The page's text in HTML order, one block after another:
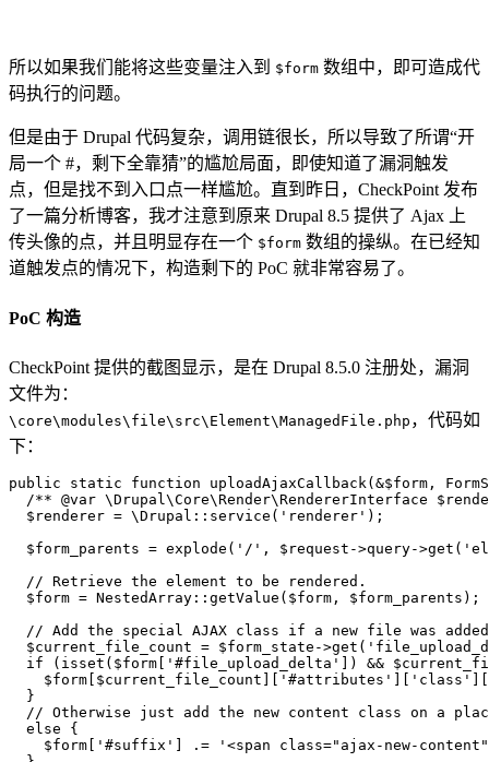
所以如果我们能将这些变量注入到 $form 数组中，即可造成代
码执行的问题。
但是由于 Drupal 代码复杂，调用链很长，所以导致了所谓“开
局一个 #，剩下全靠猜”的尴尬局面，即使知道了漏洞触发
点，但是找不到入口点一样尴尬。直到昨日，CheckPoint 发布
了一篇分析博客，我才注意到原来 Drupal 8.5 提供了 Ajax 上
传头像的点，并且明显存在一个 $form 数组的操纵。在已经知
道触发点的情况下，构造剩下的 PoC 就非常容易了。
PoC 构造
CheckPoint 提供的截图显示，是在 Drupal 8.5.0 注册处，漏洞
文件为：
\core\modules\file\src\Element\ManagedFile.php ，代码如
下：
public static function uploadAjaxCallback(&$form,
/** @var \Drupal\Core\Render\RendererInterface
  $renderer = \Drupal::service('renderer');
$form_parents = explode('/', $request->query-
  // Retrieve the element to be rendered.
  $form = NestedArray::getValue($form, $form_parents);
// Add the special AJAX class if a new file was
$current_file_count = $form_state-
if (isset($form['#file_upload_delta']) &&
  }
// Otherwise just add the new content class on a
  else {
$form['#suffix'] .= '<span class="ajax-new-